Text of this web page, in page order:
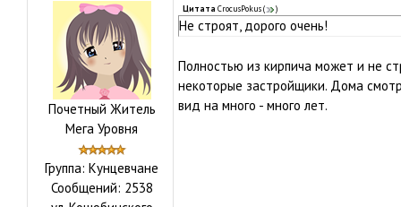
Почетный Житель
Мега Уровня
Группа: Кунцевчане
Сообщений: 2538
Цитата CrocusPokus( )
Не строят, дорого очень!
Полностью из кирпича может и не
некоторые застройщики. Дома
вид на много - много лет.